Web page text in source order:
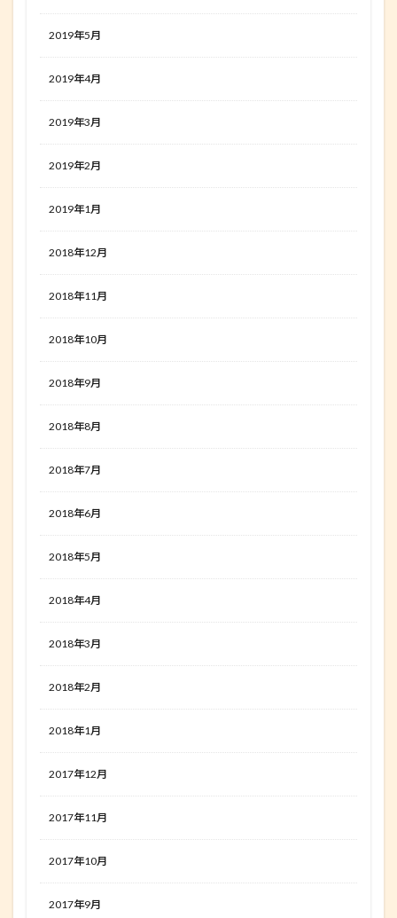
2019年5月
2019年4月
2019年3月
2019年2月
2019年1月
2018年12月
2018年11月
2018年10月
2018年9月
2018年8月
2018年7月
2018年6月
2018年5月
2018年4月
2018年3月
2018年2月
2018年1月
2017年12月
2017年11月
2017年10月
2017年9月